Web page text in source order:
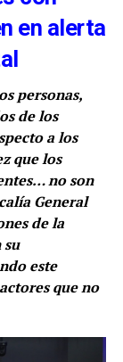
en alerta
personas,
de los
a los
que los
no son
General
de la
su
este
que no